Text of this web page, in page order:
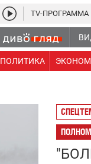
ПОЛИТИКА
TV-ПРОГРАММА